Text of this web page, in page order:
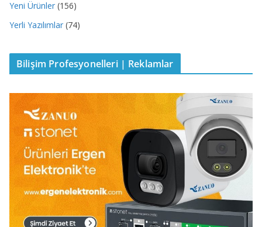
Yeni Ürünler (156)
Yerli Yazılımlar (74)
Bilişim Profesyonelleri | Reklamlar